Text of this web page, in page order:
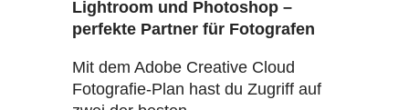
Lightroom und Photoshop –
perfekte Partner für Fotografen
Mit dem Adobe Creative Cloud
Fotografie-Plan hast du Zugriff auf